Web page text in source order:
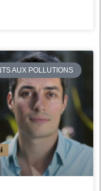
AUX POLLUTIONS